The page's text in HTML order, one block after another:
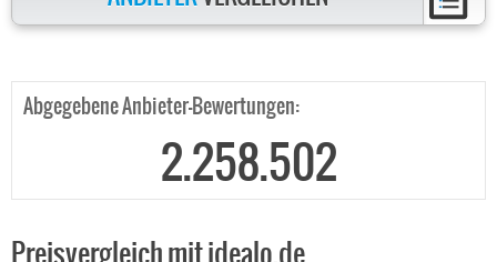
Abgegebene Anbieter-Bewertungen:
2.258.502